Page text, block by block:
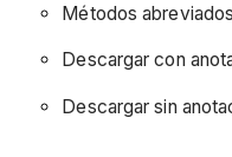
Métodos
Descargar con
Descargar sin